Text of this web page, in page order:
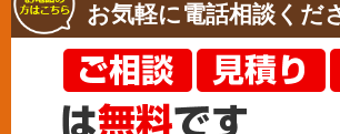
お気軽に電話相談くだ